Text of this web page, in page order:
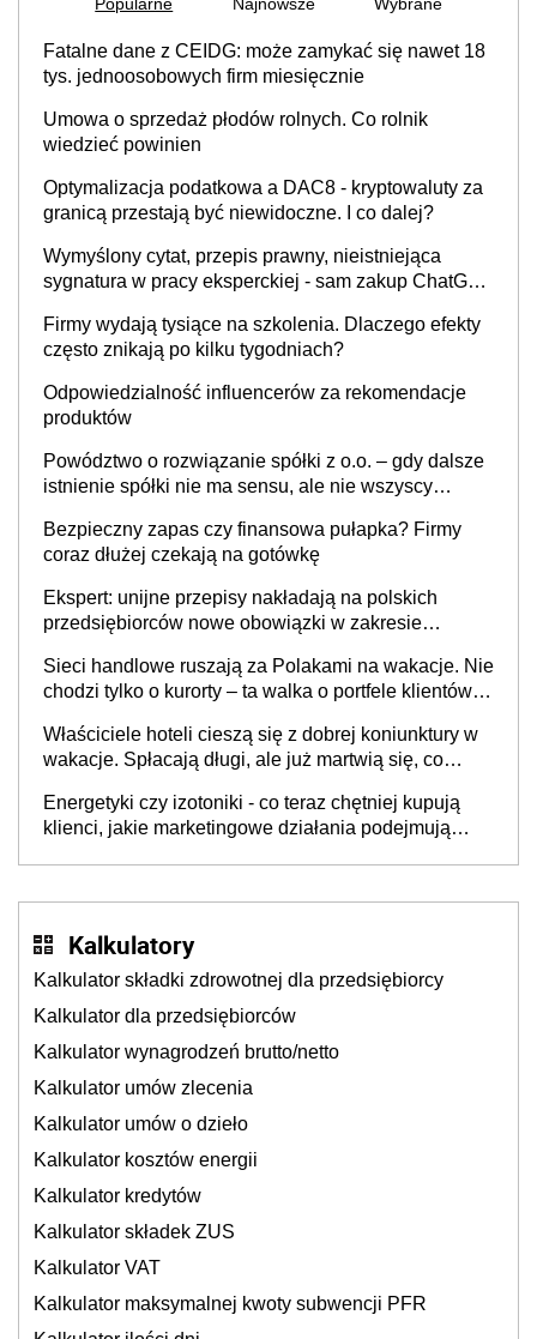
Fatalne dane z CEIDG: może zamykać się nawet 18
tys. jednoosobowych firm miesięcznie
Umowa o sprzedaż płodów rolnych. Co rolnik
wiedzieć powinien
Optymalizacja podatkowa a DAC8 - kryptowaluty za
granicą przestają być niewidoczne. I co dalej?
Wymyślony cytat, przepis prawny, nieistniejąca
sygnatura w pracy eksperckiej - sam zakup ChatGPT
Firmy wydają tysiące na szkolenia. Dlaczego efekty
często znikają po kilku tygodniach?
Odpowiedzialność influencerów za rekomendacje
produktów
Powództwo o rozwiązanie spółki z o.o. – gdy dalsze
istnienie spółki nie ma sensu, ale nie wszyscy
Bezpieczny zapas czy finansowa pułapka? Firmy
coraz dłużej czekają na gotówkę
Ekspert: unijne przepisy nakładają na polskich
przedsiębiorców nowe obowiązki w zakresie
Sieci handlowe ruszają za Polakami na wakacje. Nie
chodzi tylko o kurorty – ta walka o portfele klientów
cichu
Właściciele hoteli cieszą się z dobrej koniunktury w
wakacje. Spłacają długi, ale już martwią się, co
Energetyki czy izotoniki - co teraz chętniej kupują
klienci, jakie marketingowe działania podejmują
Kalkulatory
Kalkulator składki zdrowotnej dla przedsiębiorcy
Kalkulator dla przedsiębiorców
Kalkulator wynagrodzeń brutto/netto
Kalkulator umów zlecenia
Kalkulator umów o dzieło
Kalkulator kosztów energii
Kalkulator kredytów
Kalkulator składek ZUS
Kalkulator VAT
Kalkulator maksymalnej kwoty subwencji PFR